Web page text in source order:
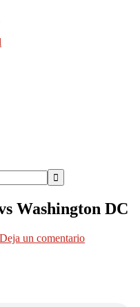
Washington DC
Deja un comentario